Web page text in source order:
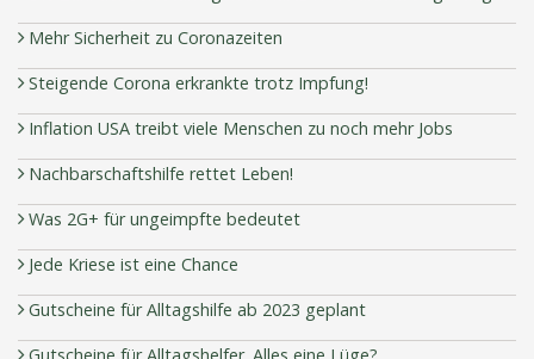
Mehr Sicherheit zu Coronazeiten
Steigende Corona erkrankte trotz Impfung!
Inflation USA treibt viele Menschen zu noch mehr Jobs
Nachbarschaftshilfe rettet Leben!
Was 2G+ für ungeimpfte bedeutet
Jede Kriese ist eine Chance
Gutscheine für Alltagshilfe ab 2023 geplant